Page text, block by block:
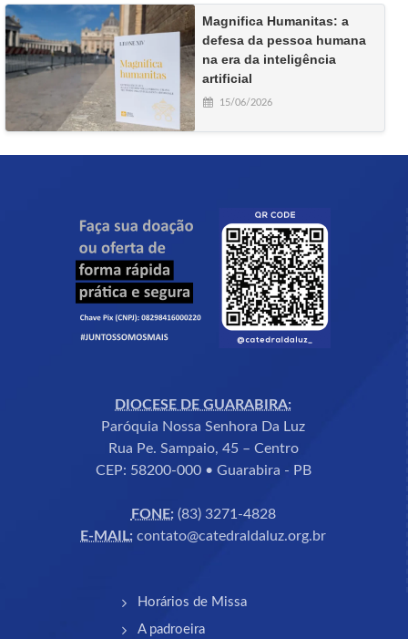
Magnifica Humanitas: a
defesa da pessoa humana
na era da inteligência
artificial
15/06/2026
DIOCESE DE GUARABIRA:
Paróquia Nossa Senhora Da Luz
Rua Pe. Sampaio, 45 – Centro
CEP: 58200-000 • Guarabira - PB
FONE:(83) 3271-4828
E-MAIL: contato@catedraldaluz.org.br
Horários de Missa
A padroeira